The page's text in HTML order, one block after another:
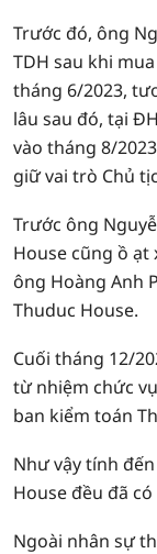
Trước đó, ông
TDH sau khi
tháng 6/2023,
lâu sau đó, tại
vào tháng 8/
giữ vai trò Chủ
Trước ông
House cũng ồ ạt
ông Hoàng Anh
Thuduc House.
Cuối tháng 12/
từ nhiệm chức
ban kiểm toán
Như vậy tính
House đều đã
Ngoài nhân sự